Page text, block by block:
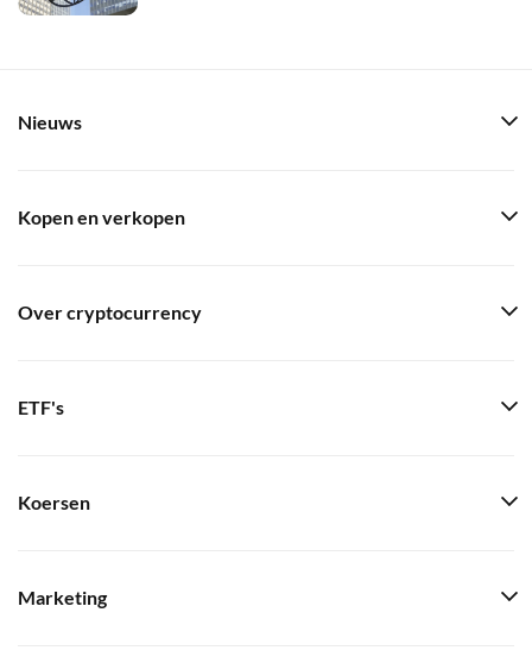
Nieuws
Kopen en verkopen
Over cryptocurrency
ETF's
Koersen
Marketing